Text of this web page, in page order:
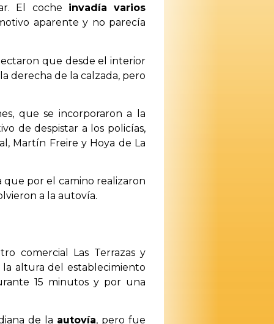
El coche invadía varios
aparente y no parecía
que desde el interior
derecha de la calzada, pero
que se incorporaron a la
de despistar a los policías,
Martín Freire y Hoya de La
que por el camino realizaron
a la autovía.
comercial Las Terrazas y
altura del establecimiento
15 minutos y por una
de la autovía, pero fue